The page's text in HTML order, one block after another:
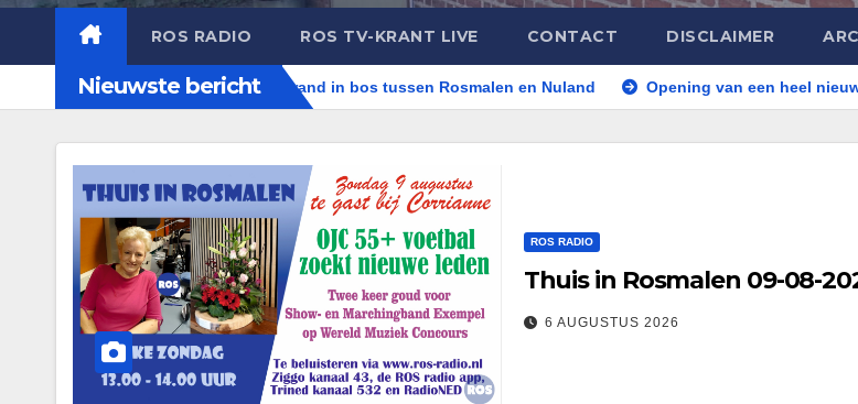
ROS RADIO ROS TV-KRANT LIVE CONTACT DISCLAIMER
Nieuwste bericht
dagen na flinke brand in bos tussen Rosmalen en Nuland Opening van een heel nieuw seizoen
ROS RADIO
Thuis in Rosmalen 09-08-
6 AUGUSTUS 2026